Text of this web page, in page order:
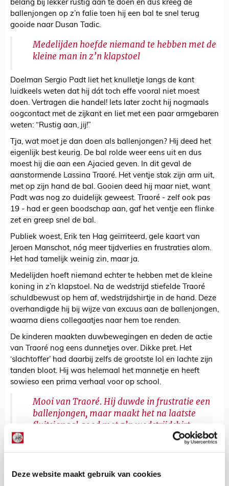
Deze website maakt gebruik van cookies
belang bij lekker rustig aan te doen en dus kreeg de
ballenjongen op z’n falie toen hij een bal te snel terug
gooide naar Dusan Tadic.
Medelijden hoefde niemand te hebben met de
kleine man in z’n klapstoel
Doelman Sergio Padt liet het knulletje langs de kant
luidkeels weten dat hij dát toch effe vooral niet moest
doen. Vertragen die handel! Iets later zocht hij nogmaals
oogcontact met de zijkant en liet met een paar armgebaren
weten: “Rustig aan, jij!”
Tja, wat moet je dan doen als ballenjongen? Hij deed het
eigenlijk best keurig. De bal rolde weer eens uit en dus
moest hij die aan een Ajacied geven. In dit geval de
aanstormende Lassina Traoré. Het ventje stak zijn arm uit,
met op zijn hand de bal. Gooien deed hij maar niet, want
Padt was nog zo duidelijk geweest. Traoré - zelf ook pas
19 - had er geen boodschap aan, gaf het ventje een flinke
zet en greep snel de bal.
Publiek woest, Erik ten Hag geïrriteerd, gele kaart van
Jeroen Manschot, nóg meer tijdverlies en frustraties alom.
Het had tamelijk weinig zin, maar ja.
Medelijden hoeft niemand echter te hebben met de kleine
koning in z’n klapstoel. Na de wedstrijd stiefelde Traoré
schuldbewust op hem af, wedstrijdshirtje in de hand. Deze
overhandigde hij bij wijze van excuus aan de ballenjongen,
waarna diens collegaatjes naar hem toe renden.
De kinderen maakten duwbewegingen en deden de actie
van Traoré nog eens dunnetjes over. Dikke pret. Het
‘slachtoffer’ had daarbij zelfs de grootste lol en lachte zijn
tanden bloot. Hij was helemaal het mannetje en heeft
sowieso een prima verhaal voor op school.
Mooi van Traoré. Hij duwde in frustratie een
ballenjongen, maar maakt het na laatste
fluitsignaal goed met z’n wedstrijdshirt.